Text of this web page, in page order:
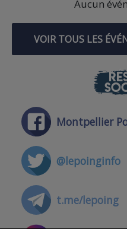
Aucun
VOIR TOUS LES
Montpellier
@lepoinginfo
t.me/lepoing